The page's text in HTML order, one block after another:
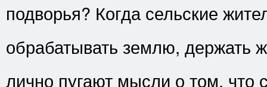
подворья? Когда сельские
обрабатывать землю, держать
лично пугают мысли о том, что